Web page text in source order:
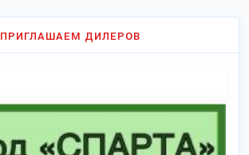
ПРИГЛАШАЕМ ДИЛЕРОВ